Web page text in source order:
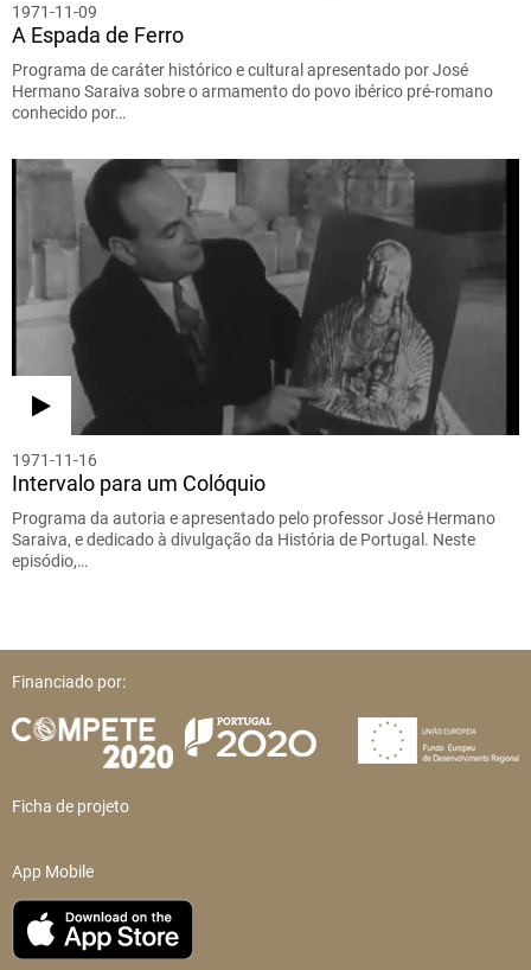
1971-11-09
A Espada de Ferro
Programa de caráter histórico e cultural apresentado por José
Hermano Saraiva sobre o armamento do povo ibérico pré-romano
conhecido por…
1971-11-16
Intervalo para um Colóquio
Programa da autoria e apresentado pelo professor José Hermano
Saraiva, e dedicado à divulgação da História de Portugal. Neste
episódio,…
Financiado por:
Ficha de projeto
App Mobile